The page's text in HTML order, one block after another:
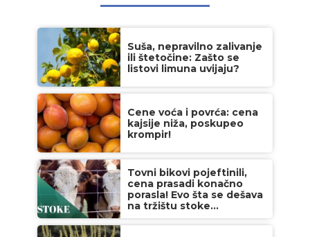
Suša, nepravilno zalivanje
ili štetočine: Zašto se
listovi limuna uvijaju?
Cene voća i povrća: cena
kajsije niža, poskupeo
krompir!
Tovni bikovi pojeftinili,
cena prasadi konačno
porasla! Evo šta se dešava
na tržištu stoke...